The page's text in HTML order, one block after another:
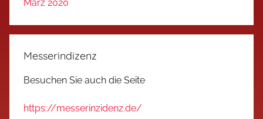
März 2020
Messerindizenz
Besuchen Sie auch die Seite
https://messerinzidenz.de/